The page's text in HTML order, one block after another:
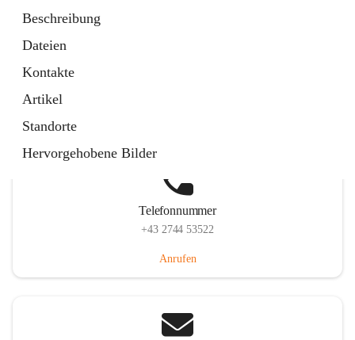
Beschreibung
Dateien
Kontakte
Artikel
Standorte
Hervorgehobene Bilder
Telefonnummer
+43 2744 53522
Anrufen